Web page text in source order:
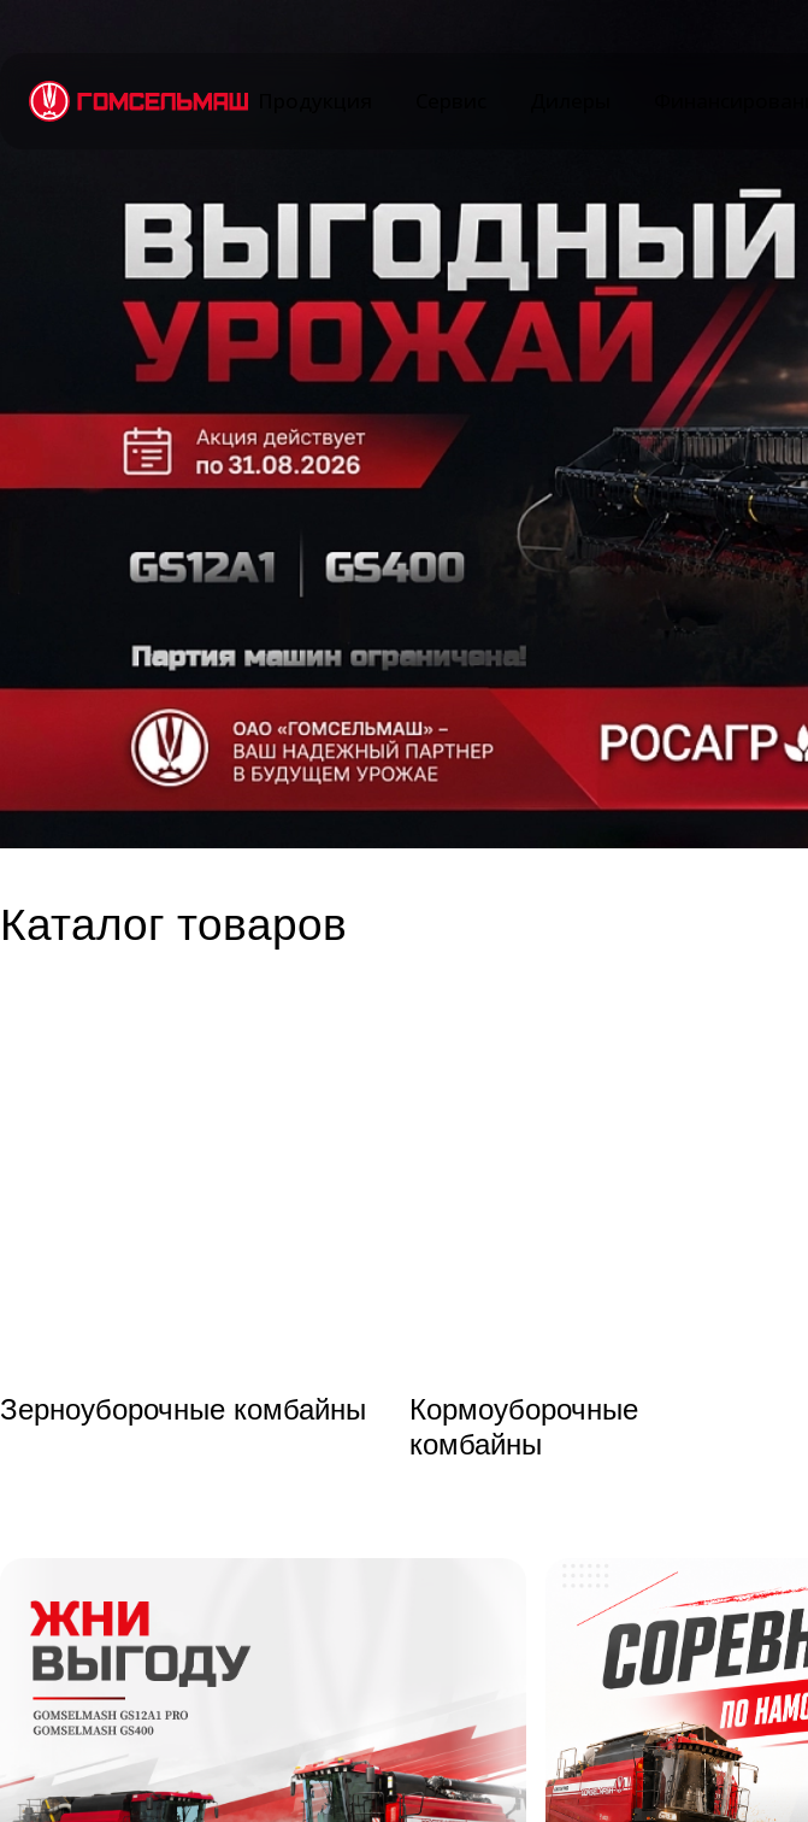
Каталог товаров
Зерноуборочные комбайны
Кормоуборочные
комбайны